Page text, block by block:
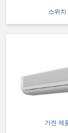
스위치
가전 제